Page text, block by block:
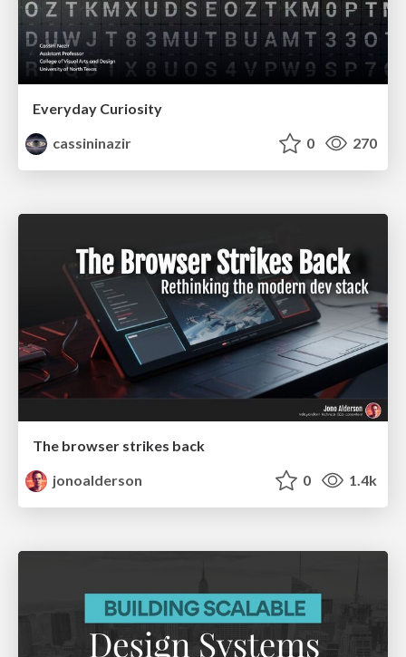
Everyday Curiosity
cassininazir
0 270
The browser strikes back
jonoalderson
0 1.4k